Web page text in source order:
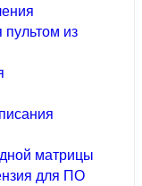
из
матрицы
для ПО